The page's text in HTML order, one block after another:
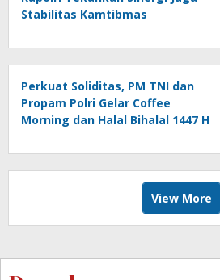
Stabilitas Kamtibmas
Perkuat Soliditas, PM TNI dan
Propam Polri Gelar Coffee
Morning dan Halal Bihalal 1447 H
View More